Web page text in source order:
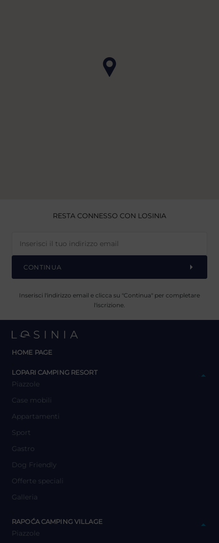
RESTA CONNESSO CON LOSINIA
CONTINUA
Inserisci l'indirizzo email e clicca su "Continua" per completare
l'iscrizione.
HOME PAGE
LOPARI CAMPING RESORT
Piazzole
Case mobili
Appartamenti
Sport
Gastro
Dog Friendly
Offerte speciali
Galleria
RAPOĆA CAMPING VILLAGE
Piazzole